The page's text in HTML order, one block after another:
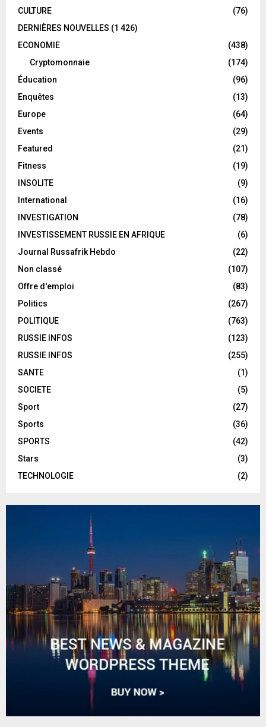
CULTURE
(76)
DERNIÈRES NOUVELLES (1 426)
ECONOMIE
(438)
Cryptomonnaie
(174)
Éducation
(96)
Enquêtes
(13)
Europe
(64)
Events
(29)
Featured
(21)
Fitness
(19)
INSOLITE
(9)
International
(16)
INVESTIGATION
(78)
INVESTISSEMENT RUSSIE EN AFRIQUE
(6)
Journal Russafrik Hebdo
(22)
Non classé
(107)
Offre d'emploi
(83)
Politics
(267)
POLITIQUE
(763)
RUSSIE INFOS
(123)
RUSSIE INFOS
(255)
SANTE
(1)
SOCIETE
(5)
Sport
(27)
Sports
(36)
SPORTS
(42)
Stars
(3)
TECHNOLOGIE
(2)